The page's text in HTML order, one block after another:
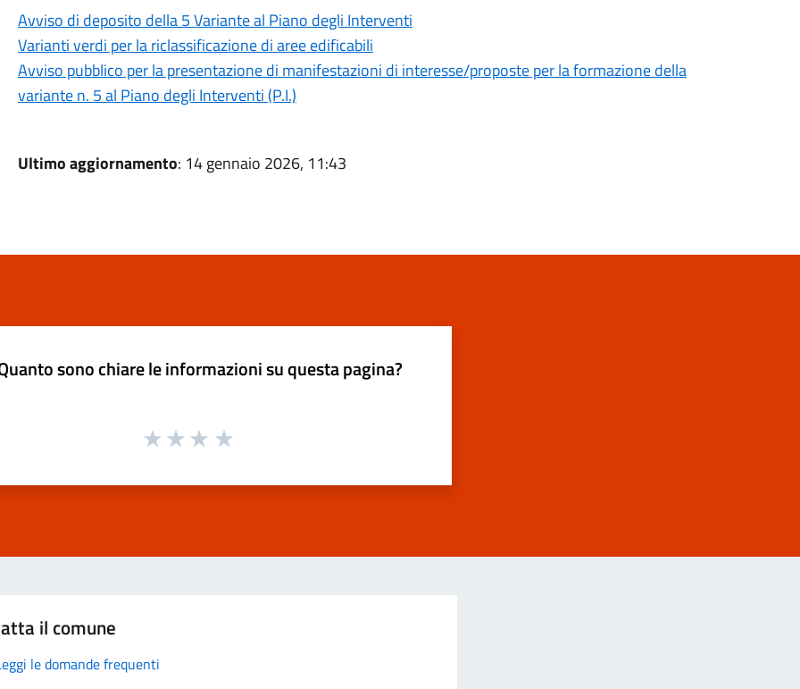
Avviso di deposito della 5 Variante al Piano degli Interventi
Varianti verdi per la riclassificazione di aree edificabili
Avviso pubblico per la presentazione di manifestazioni di interesse/proposte per la formazione della
variante n. 5 al Piano degli Interventi (P.I.)
Ultimo aggiornamento: 14 gennaio 2026, 11:43
sono chiare le informazioni su questa pagina?
il comune
le domande frequenti